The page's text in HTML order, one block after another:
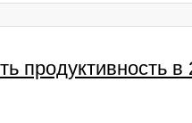
продуктивность в